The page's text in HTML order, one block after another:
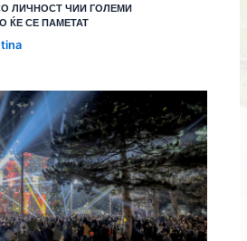
ЛИЧНОСТ ЧИИ ГОЛЕМИ
ЌЕ СЕ ПАМЕТАТ